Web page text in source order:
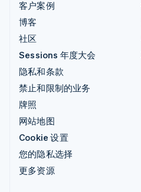
客户案例
博客
社区
Sessions 年度大会
隐私和条款
禁止和限制的业务
牌照
网站地图
Cookie 设置
您的隐私选择
更多资源